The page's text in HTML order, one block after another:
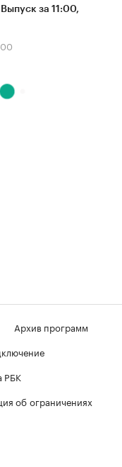
за 11:00,
Архив программ
РБК
об ограничениях